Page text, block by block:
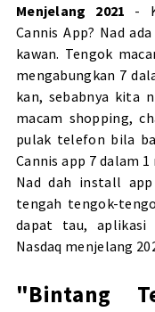
Menjelang 2021 -
Cannis App? Nad
kawan. Tengok
mengabungkan 7
kan, sebabnya kita
macam shopping,
pulak telefon bila
Cannis app 7 dalam
Nad dah install
tengah tengok-
dapat tau, aplikasi
Nasdaq menjelang
"Bintang